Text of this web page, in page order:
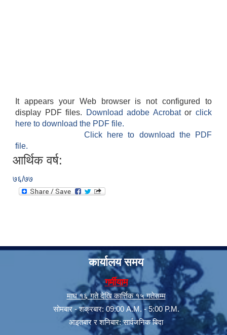
It appears your Web browser is not configured to
display PDF files.
Download adobe Acrobatorclick
here to download the PDF file.
Click here to download the PDF
file.
आर्थिक वर्ष:
७६/७७
कार्यालय समय
गर्मीयाम
माघ १६ गते देखि कार्त्तिक १५ गतेसम्म
सोमबार - शक्रबार: 09:00 A.M. - 5:00 P.M.
आइतबार र शनिबार: सार्वजनिक बिदा